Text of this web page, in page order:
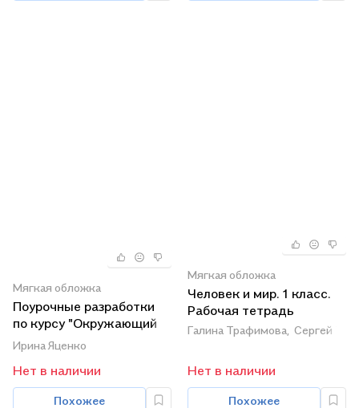
Мягкая обложка
Поурочные разработки
по курсу "Окружающий
мир". 2 класс. К УМК А.А.
Плешакова ("Школа
России"). Пособие для
учителя. Новый ФГОС
Ирина Яценко
Нет в наличии
Похожее
Мягкая обложка
Человек и мир. 1 класс.
Рабочая тетрадь
Галина Трафимова, Сергей
Нет в наличии
Похожее